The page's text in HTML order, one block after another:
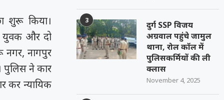
शुरू किया।
युवक और दो
नगर, नागपुर
पुलिस ने कार
कर न्यायिक
3
दुर्ग SSP विजय
अग्रवाल पहुंचे जामुल
थाना, रोल कॉल में
पुलिसकर्मियों की ली
क्लास
November 4, 2025